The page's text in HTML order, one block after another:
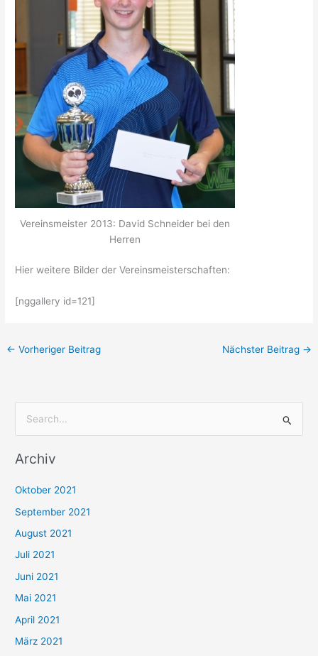
Vereinsmeister 2013: David Schneider bei den
Herren
Hier weitere Bilder der Vereinsmeisterschaften:
[nggallery id=121]
← Vorheriger Beitrag Nächster Beitrag →
c
n
n
a
c
h
:
Archiv
Oktober 2021
September 2021
August 2021
Juli 2021
Juni 2021
Mai 2021
April 2021
März 2021